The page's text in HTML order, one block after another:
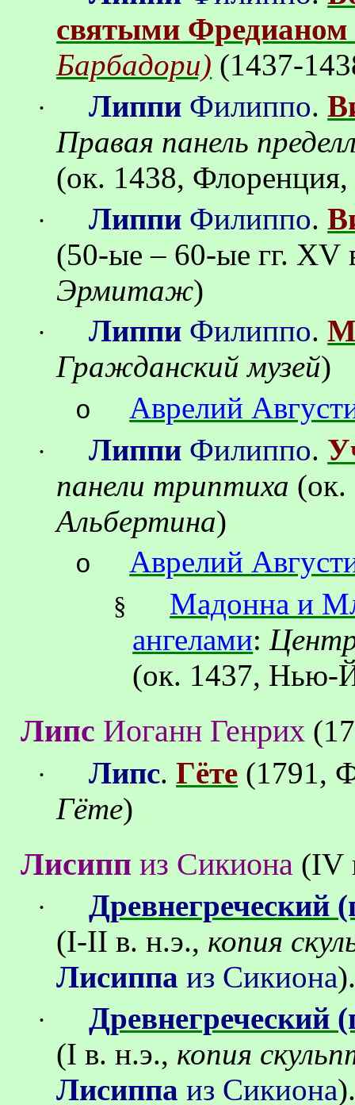
святыми Фредианом
Барбадори) (1437-
· Липпи Филиппо.
Правая панель
(ок. 1438,
· Липпи Филиппо.
(50-ые – 60-ые гг. XV
Эрмитаж)
· Липпи Филиппо.
Гражданский музей)
o Аврелий
· Липпи Филиппо.
панели триптиха (ок.
Альбертина)
o Аврелий
§
Мадонна и
ангелами:
(ок. 1437, Нью-
Липс Иоганн Генрих
· Липс.Гёте (1791,
Гёте)
Лисипп из Сикиона (IV
·
Древнегреческий
(I-IIв. н.э., копия
Лисиппа из Сикиона
·
Древнегреческий
(Iв. н.э., копия
Лисиппа из Сикиона